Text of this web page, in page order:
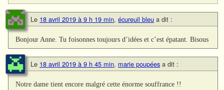
Le 18 avril 2019 à 9 h 19 min, écureuil bleu a dit :
Bonjour Anne. Tu foisonnes toujours d’idées et c’est épatant. Bisous
Le 18 avril 2019 à 9 h 45 min, marie poupées a dit :
Notre dame tient encore malgré cette énorme souffrance !!